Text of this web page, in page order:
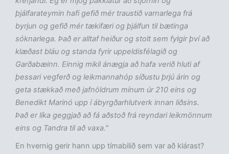
þjálfarateymin hafi gefið mér traustið varnarlega frá
byrjun og gefið mér tækifæri og þjálfun til bætinga
sóknarlega. Það er alltaf heiður og stolt sem fylgir því að
klæðast bláu og standa fyrir uppeldisfélagið og
Garðabæinn. Einnig mikil ánægja að hafa verið hluti af
þessari vegferð og leikmannahóp síðustu þrjú árin og
geta stækkað með jafnöldrum mínum úr 210 eins og
Benedikt Marinó upp í ábyrgðarhlutverk innan liðsins.
Það er líka geggjað að fá aðstoð frá reyndari leikmönnum
eins og Tandra til að vaxa."
En hvernig gerir hann upp tímabilið sem var að klárast?